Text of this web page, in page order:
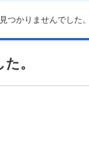
つかりませんでした。
。